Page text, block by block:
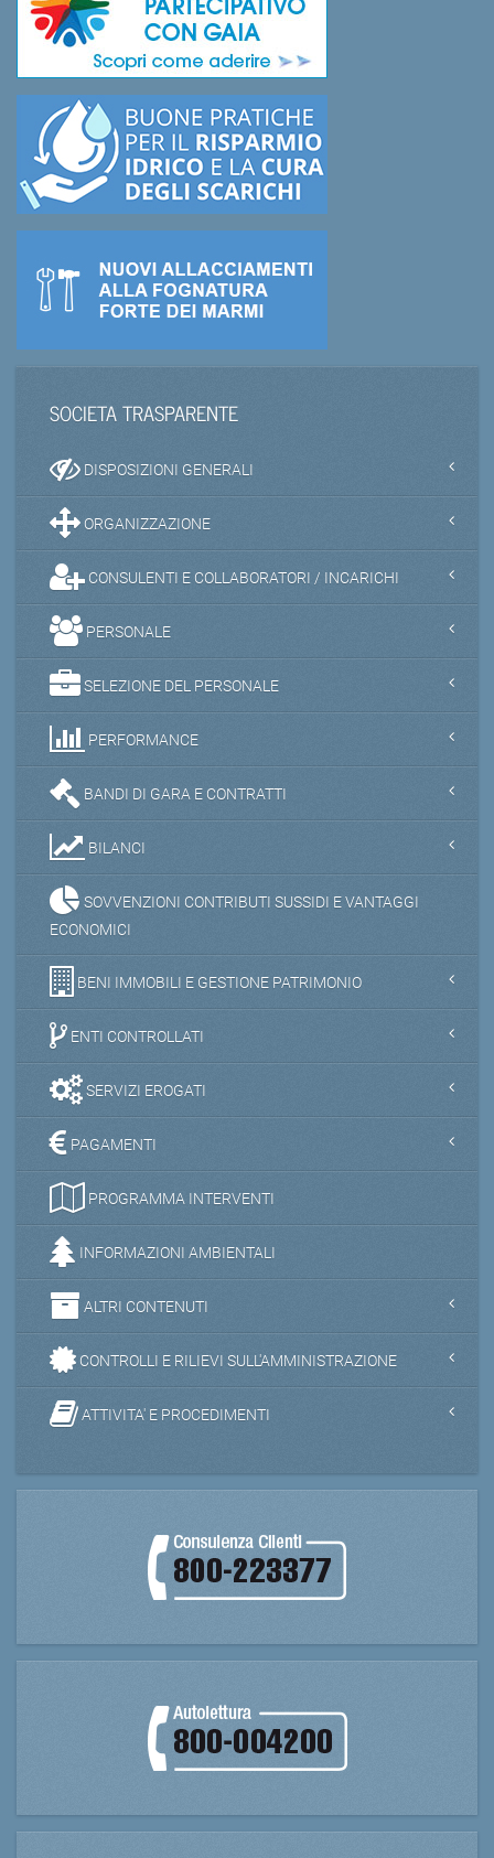
SOCIETA TRASPARENTE
DISPOSIZIONI GENERALI
ORGANIZZAZIONE
CONSULENTI E COLLABORATORI / INCARICHI
PERSONALE
SELEZIONE DEL PERSONALE
PERFORMANCE
BANDI DI GARA E CONTRATTI
BILANCI
SOVVENZIONI CONTRIBUTI SUSSIDI E VANTAGGI
ECONOMICI
BENI IMMOBILI E GESTIONE PATRIMONIO
ENTI CONTROLLATI
SERVIZI EROGATI
PAGAMENTI
PROGRAMMA INTERVENTI
INFORMAZIONI AMBIENTALI
ALTRI CONTENUTI
CONTROLLI E RILIEVI SULL'AMMINISTRAZIONE
ATTIVITA' E PROCEDIMENTI